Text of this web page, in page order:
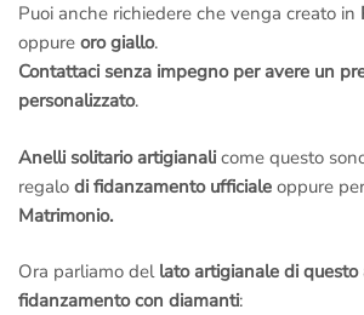
lavoro.
La fotografie della lavorazione sono incluse
devono essere richieste prima dell’ordine.
Whatsapp ai Maestri del laboratorio di
351 3386087(Solo messaggi di testo)
Chiama inlaboratorio a Roma
Per informazioni sui diamanti e sulle
anche al nostroufficio dei diamanti di
Puoi anche richiedere che venga creato in
oppure oro giallo.
Contattaci senza impegno per avere un
personalizzato.
Anelli solitario artigianali come questo
regalo di fidanzamento ufficiale oppure
Matrimonio.
Ora parliamo del lato artigianale di
fidanzamento con diamanti: